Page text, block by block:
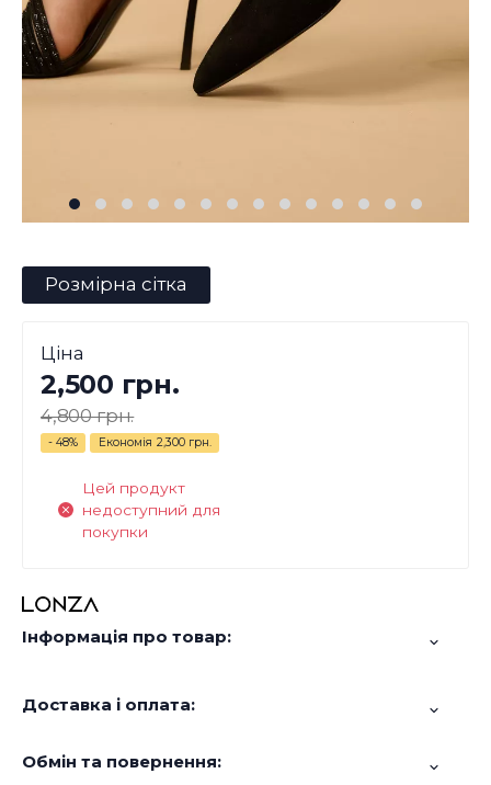
Розмірна сітка
Ціна
2,500 грн.
4,800 грн.
- 48% Економія 2,300 грн.
Цей продукт
недоступний для
покупки
Інформація про товар:
Доставка і оплата:
Обмін та повернення: